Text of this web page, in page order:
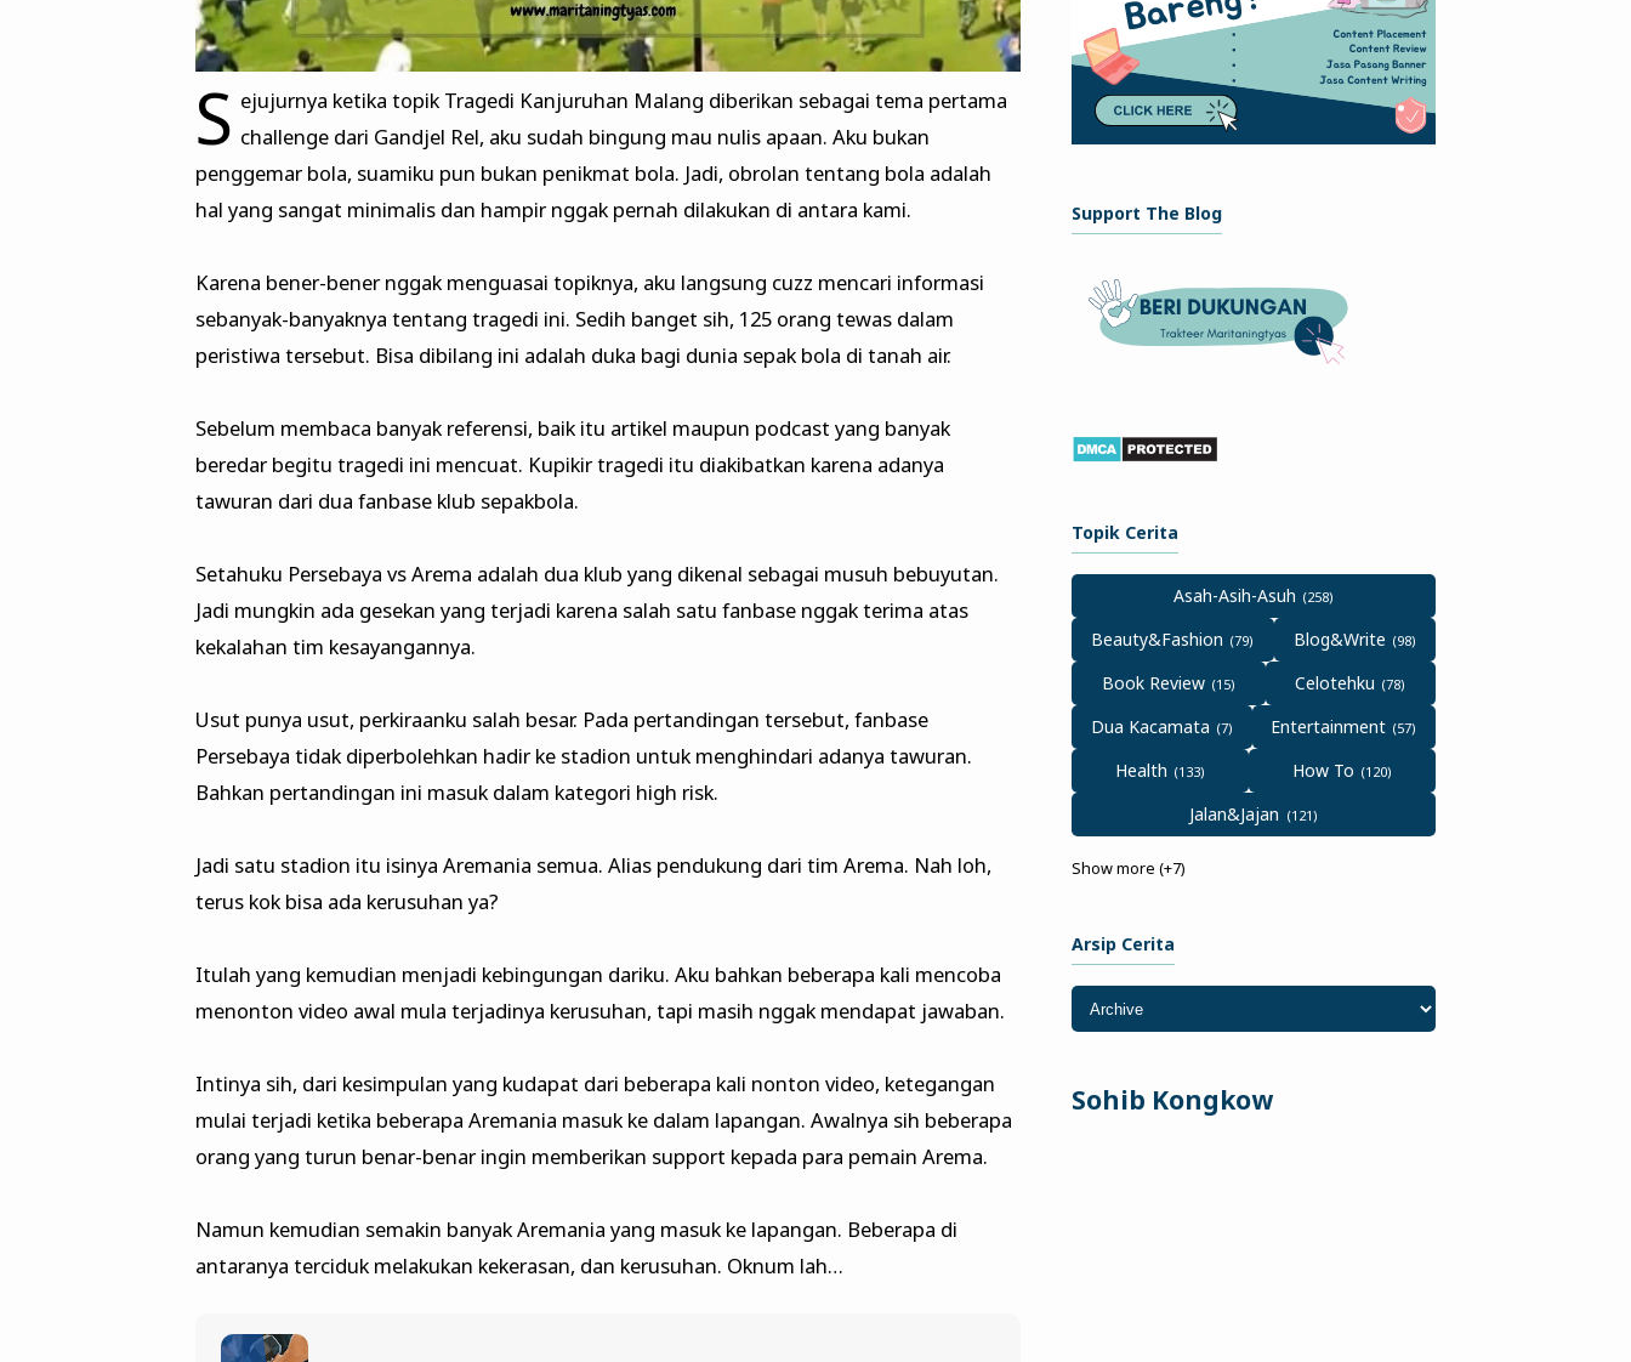
S ejujurnya ketika topik Tragedi Kanjuruhan Malang diberikan sebagai tema pertama
challenge dari Gandjel Rel, aku sudah bingung mau nulis apaan. Aku bukan
penggemar bola, suamiku pun bukan penikmat bola. Jadi, obrolan tentang bola adalah
hal yang sangat minimalis dan hampir nggak pernah dilakukan di antara kami.
Karena bener-bener nggak menguasai topiknya, aku langsung cuzz mencari informasi
sebanyak-banyaknya tentang tragedi ini. Sedih banget sih, 125 orang tewas dalam
peristiwa tersebut. Bisa dibilang ini adalah duka bagi dunia sepak bola di tanah air.
Sebelum membaca banyak referensi, baik itu artikel maupun podcast yang banyak
beredar begitu tragedi ini mencuat. Kupikir tragedi itu diakibatkan karena adanya
tawuran dari dua fanbase klub sepakbola.
Setahuku Persebaya vs Arema adalah dua klub yang dikenal sebagai musuh bebuyutan.
Jadi mungkin ada gesekan yang terjadi karena salah satu fanbase nggak terima atas
kekalahan tim kesayangannya.
Usut punya usut, perkiraanku salah besar. Pada pertandingan tersebut, fanbase
Persebaya tidak diperbolehkan hadir ke stadion untuk menghindari adanya tawuran.
Bahkan pertandingan ini masuk dalam kategori high risk.
Jadi satu stadion itu isinya Aremania semua. Alias pendukung dari tim Arema. Nah loh,
terus kok bisa ada kerusuhan ya?
Itulah yang kemudian menjadi kebingungan dariku. Aku bahkan beberapa kali mencoba
menonton video awal mula terjadinya kerusuhan, tapi masih nggak mendapat jawaban.
Intinya sih, dari kesimpulan yang kudapat dari beberapa kali nonton video, ketegangan
mulai terjadi ketika beberapa Aremania masuk ke dalam lapangan. Awalnya sih beberapa
orang yang turun benar-benar ingin memberikan support kepada para pemain Arema.
Namun kemudian semakin banyak Aremania yang masuk ke lapangan. Beberapa di
antaranya terciduk melakukan kekerasan, dan kerusuhan. Oknum lah…
Support The Blog
Topik Cerita
Asah-Asih-Asuh
Beauty&Fashion
Blog&Write
Book Review
Celotehku
Dua Kacamata
Entertainment
Health
How To
Jalan&Jajan
Show more (+7)
Arsip Cerita
Sohib Kongkow